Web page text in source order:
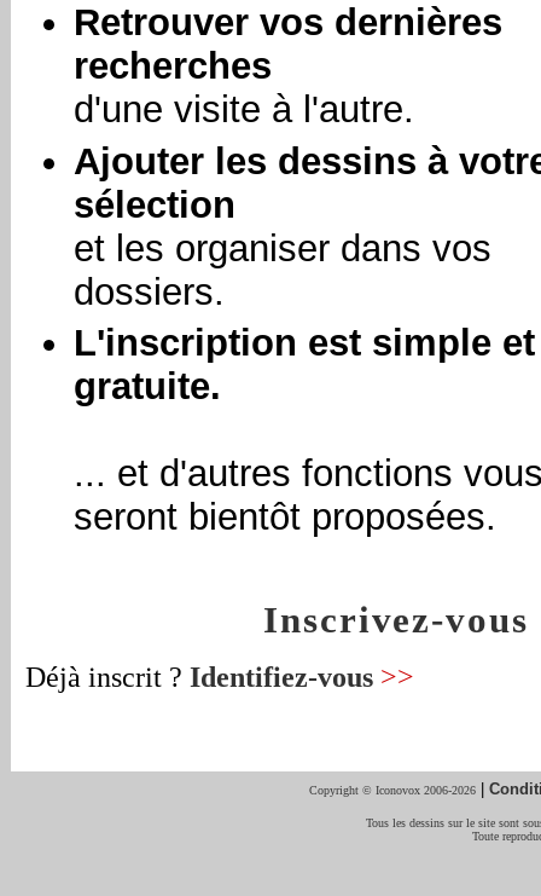
Retrouver vos dernières
recherches
d'une visite à l'autre.
Ajouter les dessins à
sélection
et les organiser dans vos
dossiers.
L'inscription est simple et
gratuite.
... et d'autres fonctions
seront bientôt proposées.
Inscrivez-vous
Déjà inscrit ? Identifiez-vous >>
Copyright © Iconovox 2006-2026 |
Tous les dessins sur le site sont
Toute